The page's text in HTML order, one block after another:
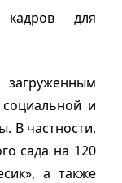
кадров для
и
В частности,
сада на 120
а также